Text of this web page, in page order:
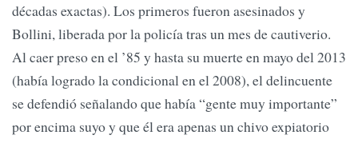
décadas exactas). Los primeros fueron asesinados y
Bollini, liberada por la policía tras un mes de cautiverio.
Al caer preso en el ’85 y hasta su muerte en mayo del 2013
(había logrado la condicional en el 2008), el delincuente
se defendió señalando que había “gente muy importante”
por encima suyo y que él era apenas un chivo expiatorio